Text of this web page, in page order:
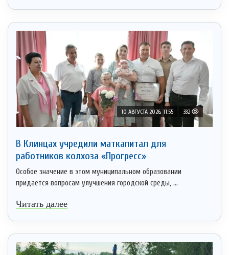
10 АВГУСТА 2026, 11:55 332
В Клинцах учредили маткапитал для
работников колхоза «Прогресс»
Особое значение в этом муниципальном образовании
придается вопросам улучшения городской среды, ...
Читать далее